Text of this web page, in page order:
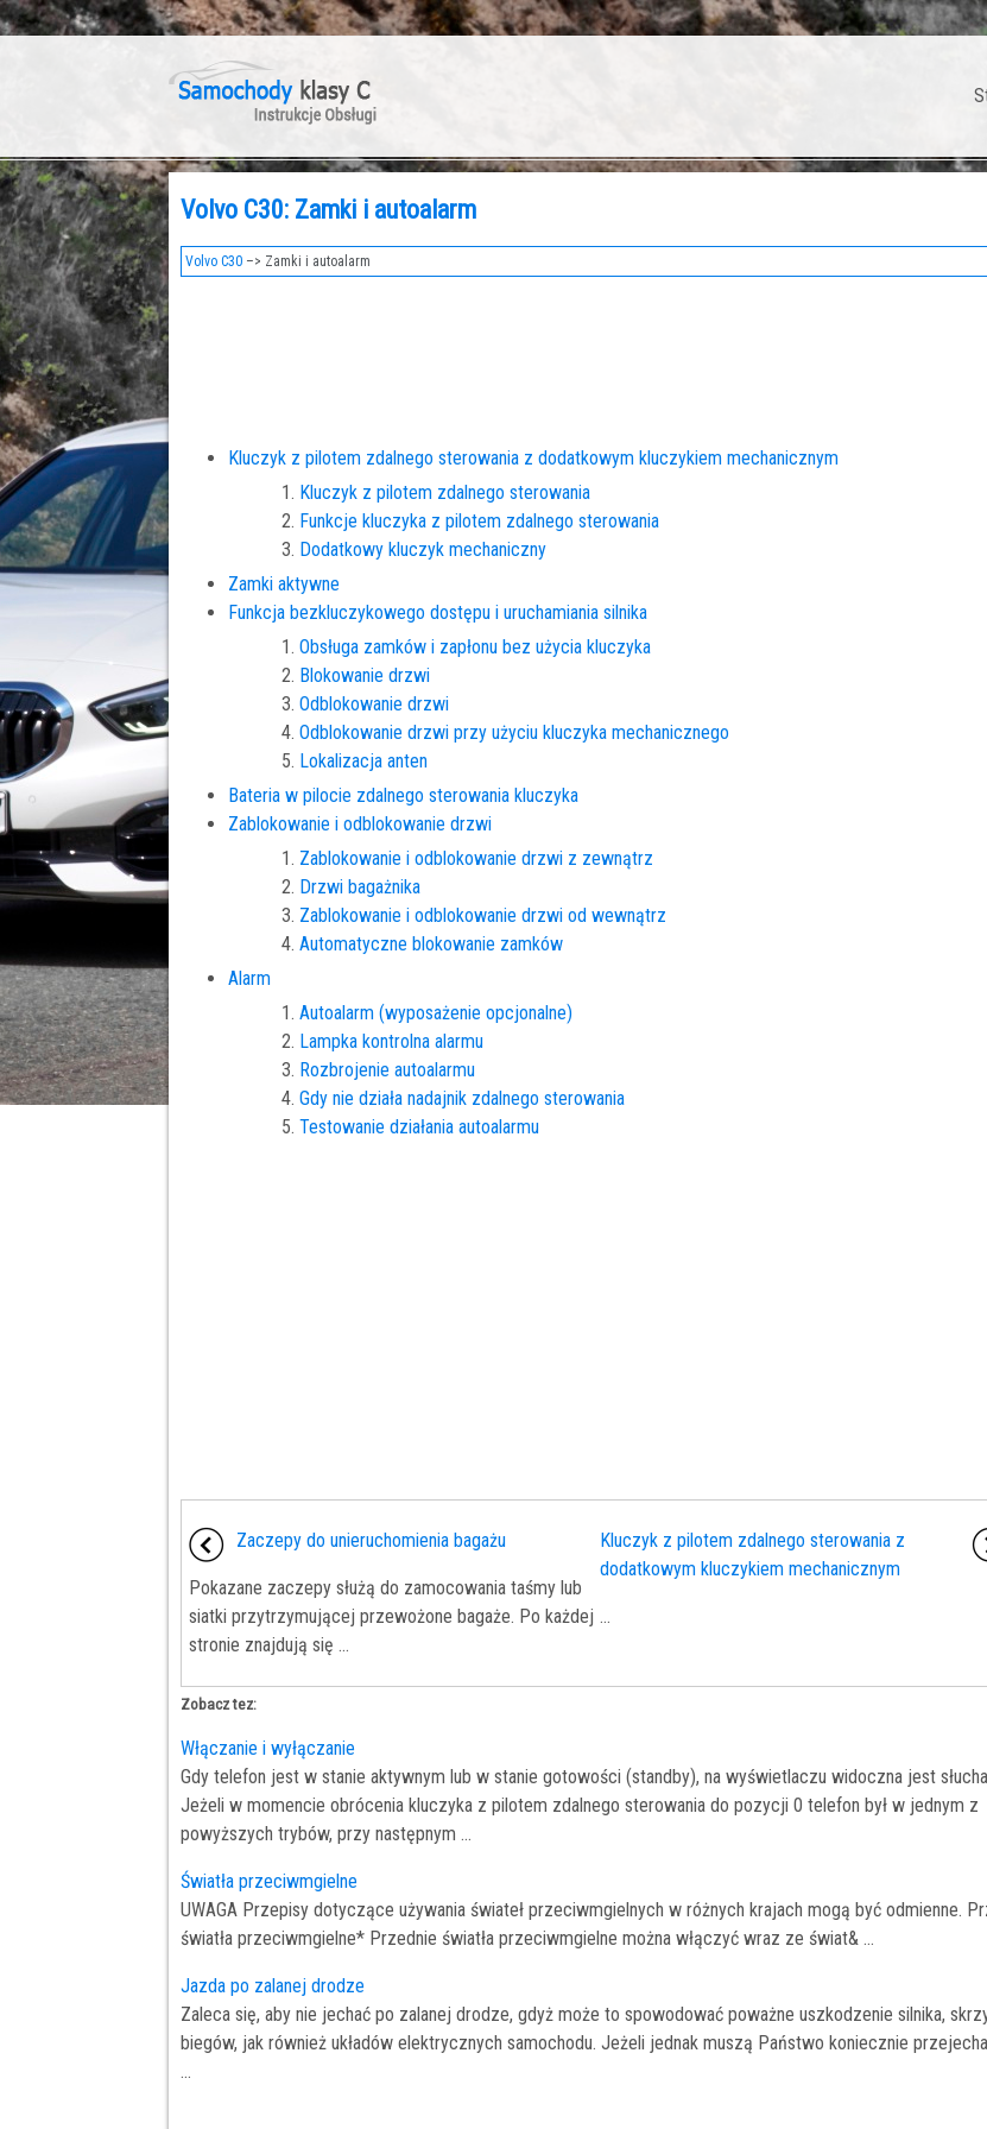
Volvo C30: Zamki i autoalarm
Volvo C30 –> Zamki i autoalarm
Kluczyk z pilotem zdalnego sterowania z dodatkowym kluczykiem mechanicznym
Kluczyk z pilotem zdalnego sterowania
Funkcje kluczyka z pilotem zdalnego sterowania
Dodatkowy kluczyk mechaniczny
Zamki aktywne
Funkcja bezkluczykowego dostępu i uruchamiania silnika
Obsługa zamków i zapłonu bez użycia kluczyka
Blokowanie drzwi
Odblokowanie drzwi
Odblokowanie drzwi przy użyciu kluczyka mechanicznego
Lokalizacja anten
Bateria w pilocie zdalnego sterowania kluczyka
Zablokowanie i odblokowanie drzwi
Zablokowanie i odblokowanie drzwi z zewnątrz
Drzwi bagażnika
Zablokowanie i odblokowanie drzwi od wewnątrz
Automatyczne blokowanie zamków
Alarm
Autoalarm (wyposażenie opcjonalne)
Lampka kontrolna alarmu
Rozbrojenie autoalarmu
Gdy nie działa nadajnik zdalnego sterowania
Testowanie działania autoalarmu
Zaczepy do unieruchomienia bagażu
Pokazane zaczepy służą do zamocowania taśmy lub
siatki przytrzymującej przewożone bagaże. Po każdej
stronie znajdują się ...
Kluczyk z pilotem zdalnego sterowania z
dodatkowym kluczykiem mechanicznym
...
Zobacz tez:
Włączanie i wyłączanie
Gdy telefon jest w stanie aktywnym lub w stanie gotowości (standby), na wyświetlaczu widoczna jest
Jeżeli w momencie obrócenia kluczyka z pilotem zdalnego sterowania do pozycji 0 telefon był w jednym z
powyższych trybów, przy następnym ...
Światła przeciwmgielne
UWAGA Przepisy dotyczące używania świateł przeciwmgielnych w różnych krajach mogą być odmienne.
światła przeciwmgielne* Przednie światła przeciwmgielne można włączyć wraz ze świat& ...
Jazda po zalanej drodze
Zaleca się, aby nie jechać po zalanej drodze, gdyż może to spowodować poważne uszkodzenie silnika,
biegów, jak również układów elektrycznych samochodu. Jeżeli jednak muszą Państwo koniecznie
...